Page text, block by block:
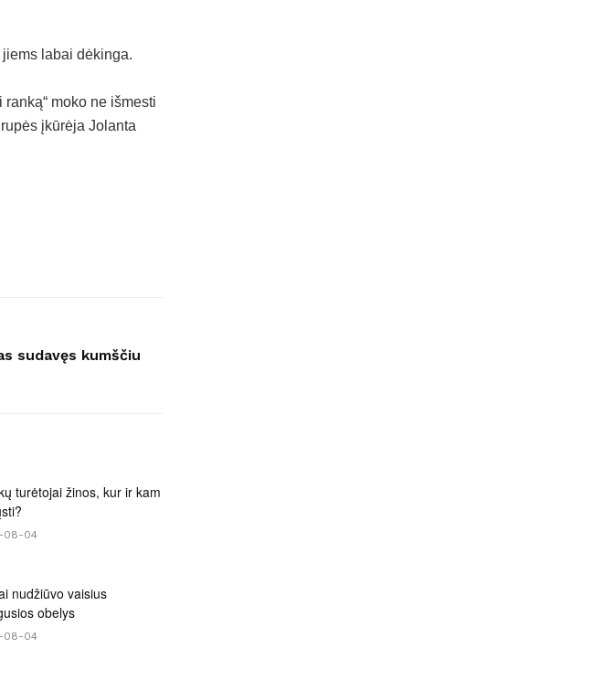
labai dėkinga.
moko ne išmesti
įkūrėja Jolanta
sudavęs kumščiu
turėtojai žinos, kur ir kam
04
nudžiūvo vaisius
obelys
04